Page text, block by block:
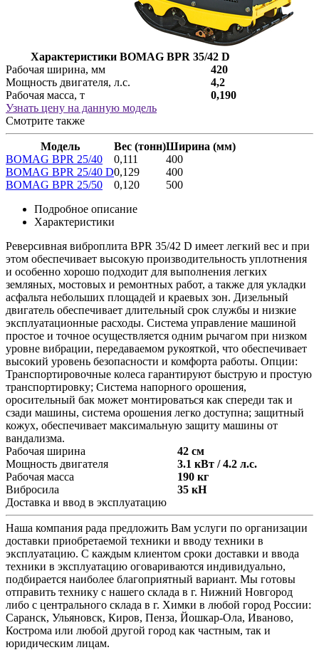
Характеристики BOMAG BPR 35/42 D
Рабочая ширина, мм
420
Мощность двигателя, л.с.
4,2
Рабочая масса, т
0,190
Узнать цену на данную модель
Смотрите также
Модель Вес (тонн)Ширина (мм)
BOMAG BPR 25/40
0,111
400
BOMAG BPR 25/40 D0,129
400
BOMAG BPR 25/50
0,120
500
Подробное описание
Характеристики
Реверсивная виброплита BPR 35/42 D имеет легкий вес и при
этом обеспечивает высокую производительность уплотнения
и особенно хорошо подходит для выполнения легких
земляных, мостовых и ремонтных работ, а также для укладки
асфальта небольших площадей и краевых зон. Дизельный
двигатель обеспечивает длительный срок службы и низкие
эксплуатационные расходы. Система управление машиной
простое и точное осуществляется одним рычагом при низком
уровне вибрации, передаваемом рукояткой, что обеспечивает
высокий уровень безопасности и комфорта работы. Опции:
Транспортировочные колеса гарантируют быструю и простую
транспортировку; Система напорного орошения,
оросительный бак может монтироваться как спереди так и
сзади машины, система орошения легко доступна; защитный
кожух, обеспечивает максимальную защиту машины от
вандализма.
Рабочая ширина
42 см
Мощность двигателя
3.1 кВт / 4.2 л.с.
Рабочая масса
190 кг
Вибросила
35 кН
Доставка и ввод в эксплуатацию
Наша компания рада предложить Вам услуги по организации
доставки приобретаемой техники и вводу техники в
эксплуатацию. С каждым клиентом сроки доставки и ввода
техники в эксплуатацию оговариваются индивидуально,
подбирается наиболее благоприятный вариант. Мы готовы
отправить технику с нашего склада в г. Нижний Новгород
либо с центрального склада в г. Химки в любой город России:
Саранск, Ульяновск, Киров, Пенза, Йошкар-Ола, Иваново,
Кострома или любой другой город как частным, так и
юридическим лицам.